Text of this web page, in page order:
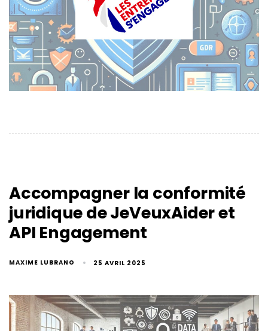
Accompagner la conformité
juridique de JeVeuxAider et
API Engagement
MAXIME LUBRANO 25 AVRIL 2025